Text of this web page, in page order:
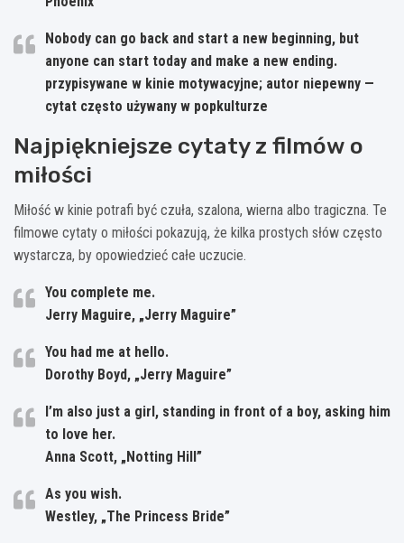
Nobody can go back and start a new beginning, but
anyone can start today and make a new ending.
przypisywane w kinie motywacyjne; autor niepewny —
cytat często używany w popkulturze
Najpiękniejsze cytaty z filmów o
miłości
Miłość w kinie potrafi być czuła, szalona, wierna albo tragiczna. Te
filmowe cytaty o miłości pokazują, że kilka prostych słów często
wystarcza, by opowiedzieć całe uczucie.
You complete me.
Jerry Maguire, „Jerry Maguire”
You had me at hello.
Dorothy Boyd, „Jerry Maguire”
I’m also just a girl, standing in front of a boy, asking him
to love her.
Anna Scott, „Notting Hill”
As you wish.
Westley, „The Princess Bride”